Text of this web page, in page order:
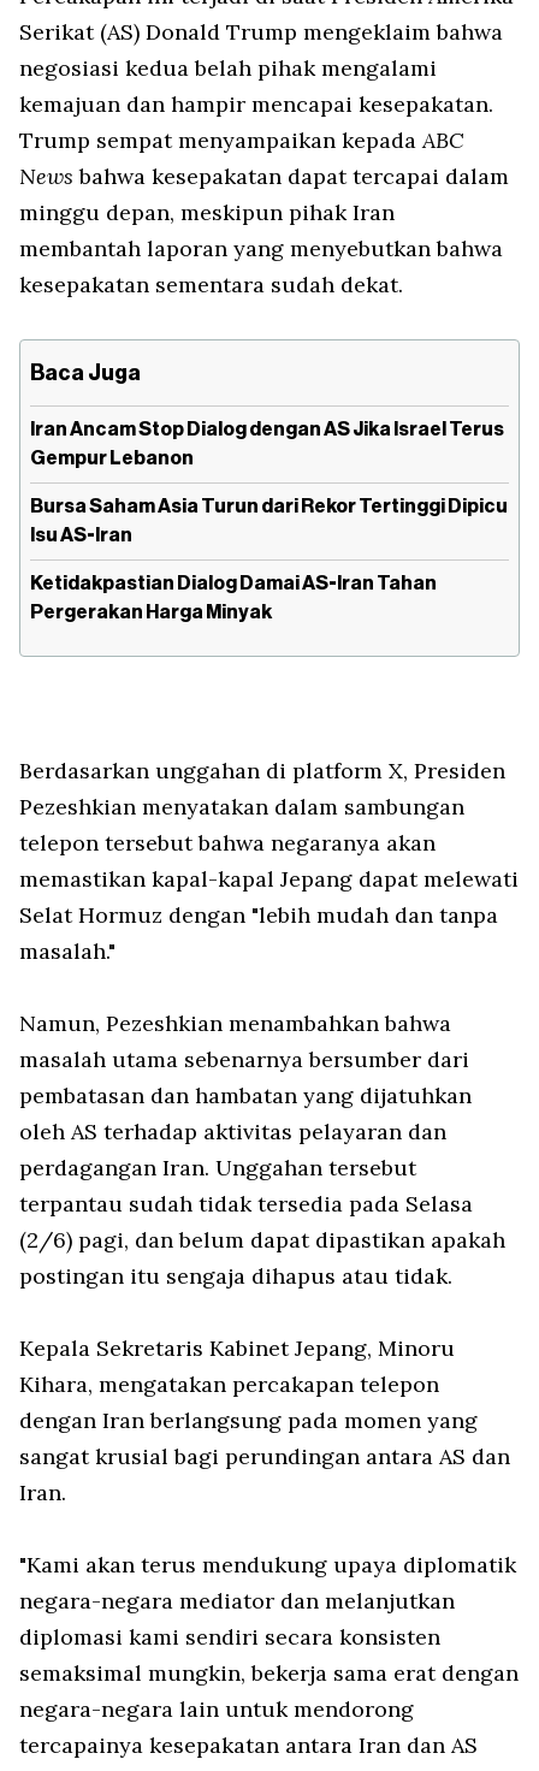
Serikat (AS) Donald Trump mengeklaim bahwa
negosiasi kedua belah pihak mengalami
kemajuan dan hampir mencapai kesepakatan.
Trump sempat menyampaikan kepadaABC
News bahwa kesepakatan dapat tercapai dalam
minggu depan, meskipun pihak Iran
membantah laporan yang menyebutkan bahwa
kesepakatan sementara sudah dekat.
Baca Juga
Iran Ancam Stop Dialog dengan AS Jika Israel Terus
Gempur Lebanon
Bursa Saham Asia Turun dari Rekor Tertinggi Dipicu
Isu AS-Iran
Ketidakpastian Dialog Damai AS-Iran Tahan
Pergerakan Harga Minyak
Berdasarkan unggahan di platform X, Presiden
Pezeshkian menyatakan dalam sambungan
telepon tersebut bahwa negaranya akan
memastikan kapal-kapal Jepang dapat melewati
Selat Hormuz dengan "lebih mudah dan tanpa
masalah."
Namun, Pezeshkian menambahkan bahwa
masalah utama sebenarnya bersumber dari
pembatasan dan hambatan yang dijatuhkan
oleh AS terhadap aktivitas pelayaran dan
perdagangan Iran. Unggahan tersebut
terpantau sudah tidak tersedia pada Selasa
(2/6) pagi, dan belum dapat dipastikan apakah
postingan itu sengaja dihapus atau tidak.
Kepala Sekretaris Kabinet Jepang, Minoru
Kihara, mengatakan percakapan telepon
dengan Iran berlangsung pada momen yang
sangat krusial bagi perundingan antara AS dan
Iran.
"Kami akan terus mendukung upaya diplomatik
negara-negara mediator dan melanjutkan
diplomasi kami sendiri secara konsisten
semaksimal mungkin, bekerja sama erat dengan
negara-negara lain untuk mendorong
tercapainya kesepakatan antara Iran dan AS